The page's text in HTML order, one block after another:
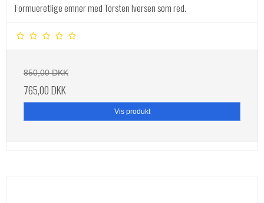
Formueretlige emner med Torsten Iversen som red.
850,00 DKK
765,00 DKK
Vis produkt